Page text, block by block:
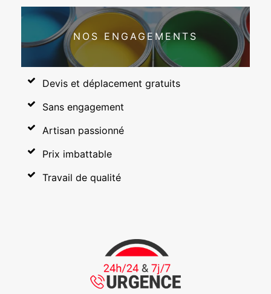
NOS ENGAGEMENTS
Devis et déplacement gratuits
Sans engagement
Artisan passionné
Prix imbattable
Travail de qualité